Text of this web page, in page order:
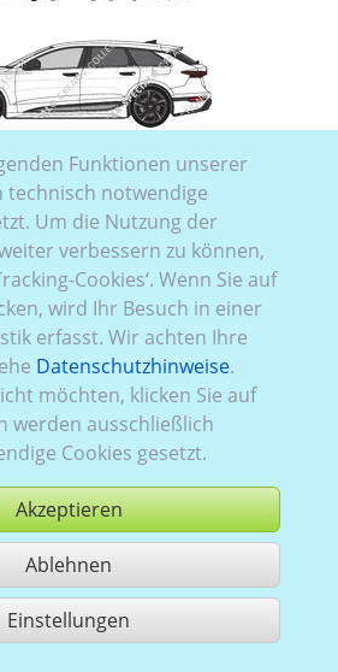
5 Türen
vollelektrisch,aktuell (seit 2024)
5 Türen
,2024–2025,5 Türen
Treffer teilen
Funktionen unserer
technisch notwendige
Um die Nutzung der
verbessern zu können,
Cookies‘. Wenn Sie auf
wird Ihr Besuch in einer
erfasst. Wir achten Ihre
Datenschutzhinweise.
möchten, klicken Sie auf
werden ausschließlich
Cookies gesetzt.
Akzeptieren
Ablehnen
Einstellungen